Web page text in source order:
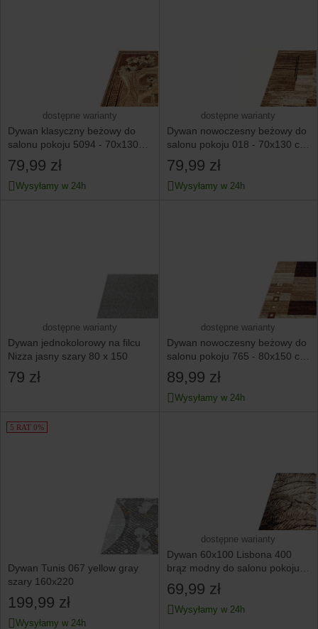
dostępne warianty
Dywan klasyczny beżowy do
salonu pokoju 5094 - 70x130
cm - modny solidny
79,99 zł
Wysyłamy w 24h
dostępne warianty
Dywan nowoczesny beżowy do
salonu pokoju 018 - 70x130 cm
- modny solidny
79,99 zł
Wysyłamy w 24h
dostępne warianty
Dywan jednokolorowy na filcu
Nizza jasny szary 80 x 150
79 zł
dostępne warianty
Dywan nowoczesny beżowy do
salonu pokoju 765 - 80x150 cm
- modny solidny
89,99 zł
Wysyłamy w 24h
5 RAT 0%
Dywan Tunis 067 yellow gray
szary 160x220
199,99 zł
Wysyłamy w 24h
dostępne warianty
Dywan 60x100 Lisbona 400
brąz modny do salonu pokoju
solidny praktyczny
69,99 zł
Wysyłamy w 24h